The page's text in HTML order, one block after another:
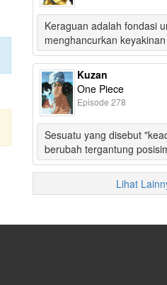
Keraguan adalah fondasi
menghancurkan
Kuzan
One Piece
Episode 278
Sesuatu yang disebut
berubah tergantung
Lihat